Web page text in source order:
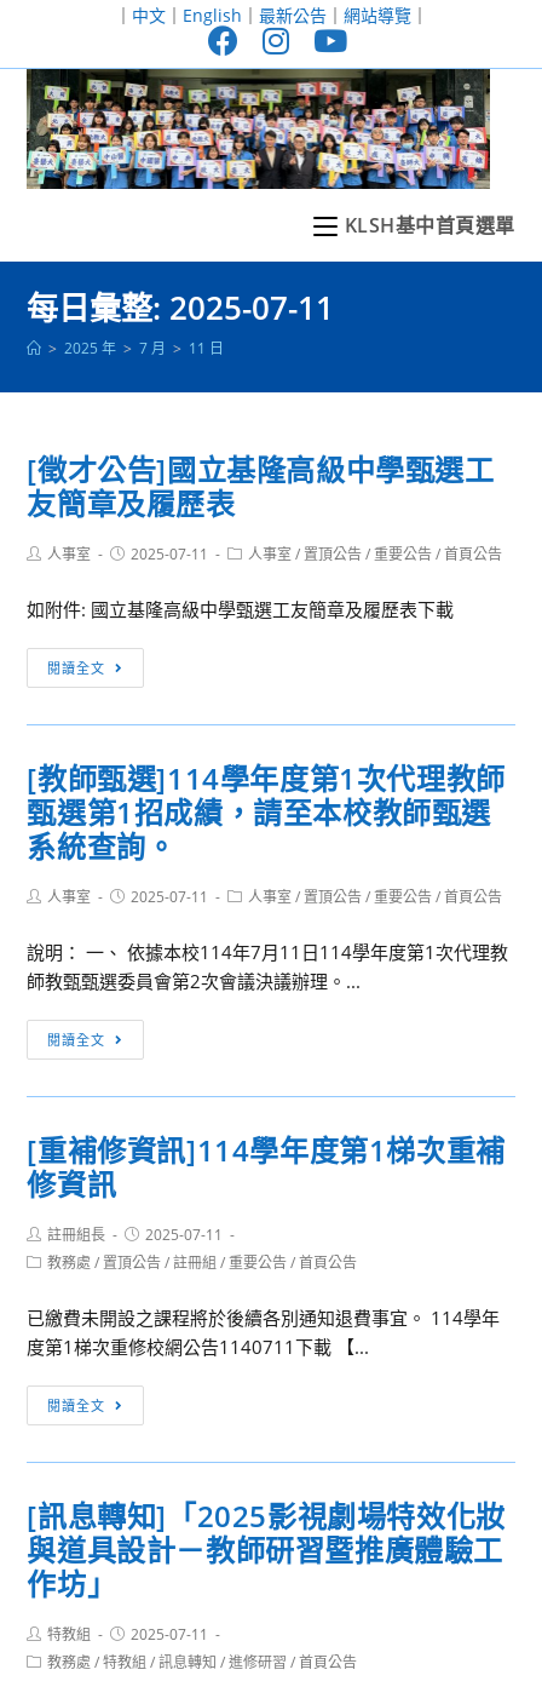
至
｜ 中文｜ English ｜ 最新公告｜ 網站導覽｜
KLSH基中首頁選單
每日彙整: 2025-07-11
> 2025 年 > 7 月 > 11 日
[徵才公告]國立基隆高級中學甄選工
友簡章及履歷表
Post人事室
Post2025-07-11
Post人事室 / 置頂公告 / 重要公告 / 首頁公告
如附件: 國立基隆高級中學甄選工友簡章及履歷表下載
閱讀全文
才
公
國
立
基
隆
高
中
學
友
章
歷
表
[教師甄選]114學年度第1次代理教師
甄選第1招成績，請至本校教師甄選
系統查詢。
Post人事室
Post2025-07-11
Post人事室 / 置頂公告 / 重要公告 / 首頁公告
說明： 一、 依據本校114年7月11日114學年度第1次代理教
師教甄甄選委員會第2次會議決議辦理。...
閱讀全文
師
甄
學
第
1
代
理
教
選
第
1
招
請
至
[重補修資訊]114學年度第1梯次重補
修資訊
Post
author:
註冊組長
Post
published:
2025-07-11
Post教務處 / 置頂公告 / 註冊組 / 重要公告 / 首頁公告
已繳費未開設之課程將於後續各別通知退費事宜。 114學年
度第1梯次重修校網公告1140711下載 【...
閱讀全文
補
修
訊]114
學
第
1
[訊息轉知]「2025影視劇場特效化妝
與道具設計－教師研習暨推廣體驗工
作坊」
Post
author:
特教組
Post
published:
2025-07-11
Post教務處 / 特教組 / 訊息轉知 / 進修研習 / 首頁公告